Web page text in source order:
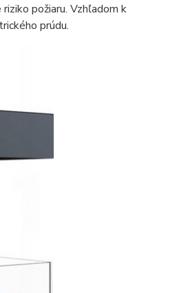
požiaru. Vzhľadom k
prúdu.